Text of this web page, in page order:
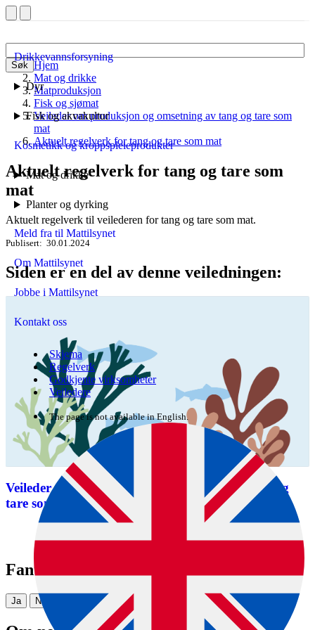
Søk
Drikkevannsforsyning
Dyr
Fisk og akvakultur
Kosmetikk og kroppspleieprodukter
Mat og drikke
Planter og dyrking
Meld fra til Mattilsynet
Om Mattilsynet
Jobbe i Mattilsynet
Kontakt oss
Skjema
Regelverk
Godkjente virksomheter
Veiledere
The page is not available in English.
Hjem
Mat og drikke
Matproduksjon
Fisk og sjømat
Veileder om produksjon og omsetning av tang og tare som
mat
Aktuelt regelverk for tang og tare som mat
Aktuelt regelverk for tang og tare som
mat
Aktuelt regelverk til veilederen for tang og tare som mat.
Publisert 30.01.2024
Siden er en del av denne veiledningen:
Veileder om produksjon og omsetning av tang og
tare som mat
Fant du det du lette etter?
Ja Nei